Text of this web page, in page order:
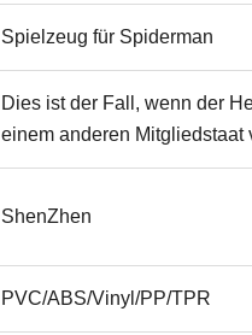
Spielzeug für Spiderman
Dies ist der Fall, wenn der
einem anderen Mitgliedstaat
ShenZhen
PVC/ABS/Vinyl/PP/TPR